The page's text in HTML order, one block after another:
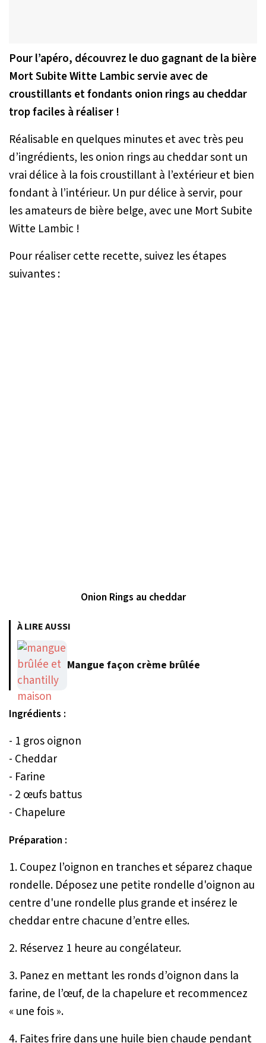
Pour l’apéro, découvrez le duo gagnant de la bière
Mort Subite Witte Lambic servie avec de
croustillants et fondants onion rings au cheddar
trop faciles à réaliser !
Réalisable en quelques minutes et avec très peu
d’ingrédients, les onion rings au cheddar sont un
vrai délice à la fois croustillant à l’extérieur et bien
fondant à l’intérieur. Un pur délice à servir, pour
les amateurs de bière belge, avec une Mort Subite
Witte Lambic !
Pour réaliser cette recette, suivez les étapes
suivantes :
Onion Rings au cheddar
À LIRE AUSSI
Mangue façon crème brûlée
Ingrédients :
- 1 gros oignon
- Cheddar
- Farine
- 2 œufs battus
- Chapelure
Préparation :
1. Coupez l’oignon en tranches et séparez chaque
rondelle. Déposez une petite rondelle d'oignon au
centre d'une rondelle plus grande et insérez le
cheddar entre chacune d’entre elles.
2. Réservez 1 heure au congélateur.
3. Panez en mettant les ronds d’oignon dans la
farine, de l’œuf, de la chapelure et recommencez
« une fois ».
4. Faites frire dans une huile bien chaude pendant